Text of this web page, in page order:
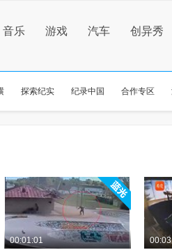
音乐 游戏 汽车 创异秀
探索纪实 纪录中国 合作专区
00:01:01